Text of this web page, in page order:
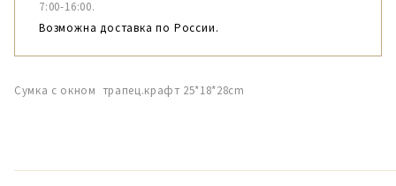
7:00-16:00.
Возможна доставка по России.
Сумка с окном трапец.крафт 25*18*28cm